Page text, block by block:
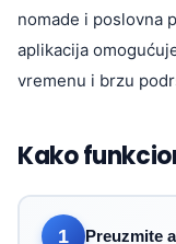
nomade i poslovna
aplikacija
vremenu i brzu
Kako
1 Preuzmite